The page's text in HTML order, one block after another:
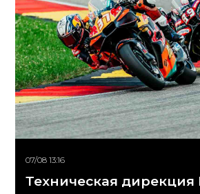
07/08 13:16
Техническая дирекция